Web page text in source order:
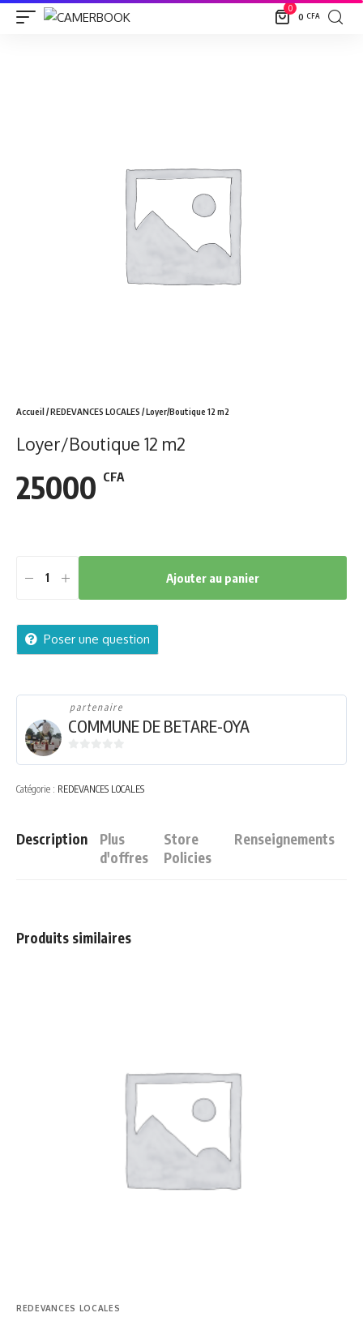
0
0 CFA
Accueil /REDEVANCES LOCALES / Loyer/Boutique 12 m2
Loyer/Boutique 12 m2
25000 CFA
Loyer/Boutique
m2
quantity
Ajouter au panier
Poser une question
partenaire
COMMUNE DE BETARE-OYA
5
Catégorie : REDEVANCES LOCALES
Description
Plus
d'offres
Store
Policies
Renseignements
Produits similaires
REDEVANCES LOCALES